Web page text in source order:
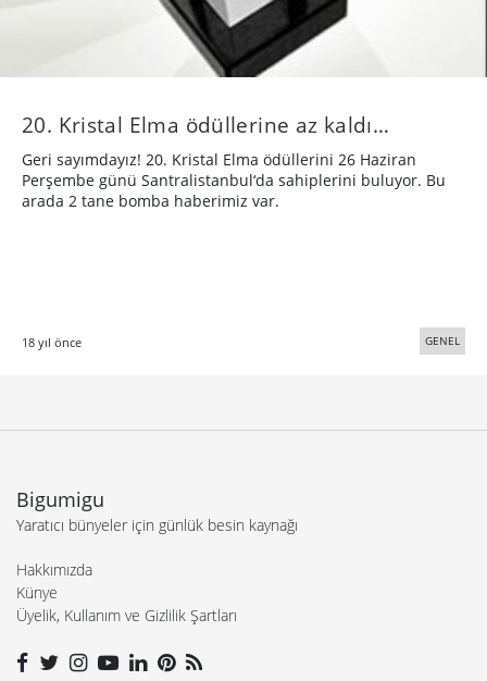
20. Kristal Elma ödüllerine az kaldı…
Geri sayımdayız! 20. Kristal Elma ödüllerini 26 Haziran
Perşembe günü Santralistanbul‘da sahiplerini buluyor. Bu
arada 2 tane bomba haberimiz var.
18 yıl önce GENEL
Bigumigu
Yaratıcı bünyeler için günlük besin kaynağı
Hakkımızda
Künye
Üyelik, Kullanım ve Gizlilik Şartları